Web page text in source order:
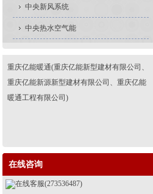
中央新风系统
中央热水空气能
重庆亿能暖通(重庆亿能新型建材有限公司、
重庆亿能新源新型建材有限公司、重庆亿能
暖通工程有限公司)
在线咨询
在线客服(273536487)